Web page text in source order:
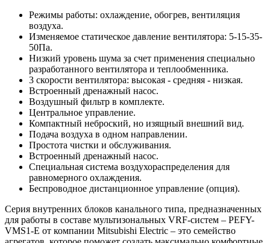
Режимы работы: охлаждение, обогрев, вентиляция
воздуха.
Изменяемое статическое давление вентилятора: 5-15-35-
50Па.
Низкий уровень шума за счет применения специально
разработанного вентилятора и теплообменника.
3 скорости вентилятора: высокая - средняя - низкая.
Встроенный дренажный насос.
Воздушный фильтр в комплекте.
Центральное управление.
Компактный неброский, но изящный внешний вид.
Подача воздуха в одном направлении.
Простота чистки и обслуживания.
Встроенный дренажный насос.
Специальная система воздухораспределения для
равномерного охлаждения.
Беспроводное дистанционное управление (опция).
Серия внутренних блоков канального типа, предназначенных
для работы в составе мультизональных VRF-систем – PEFY-
VMS1-E от компании Mitsubishi Electric – это семейство